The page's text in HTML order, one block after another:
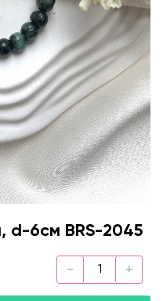
d-6см BRS-2045